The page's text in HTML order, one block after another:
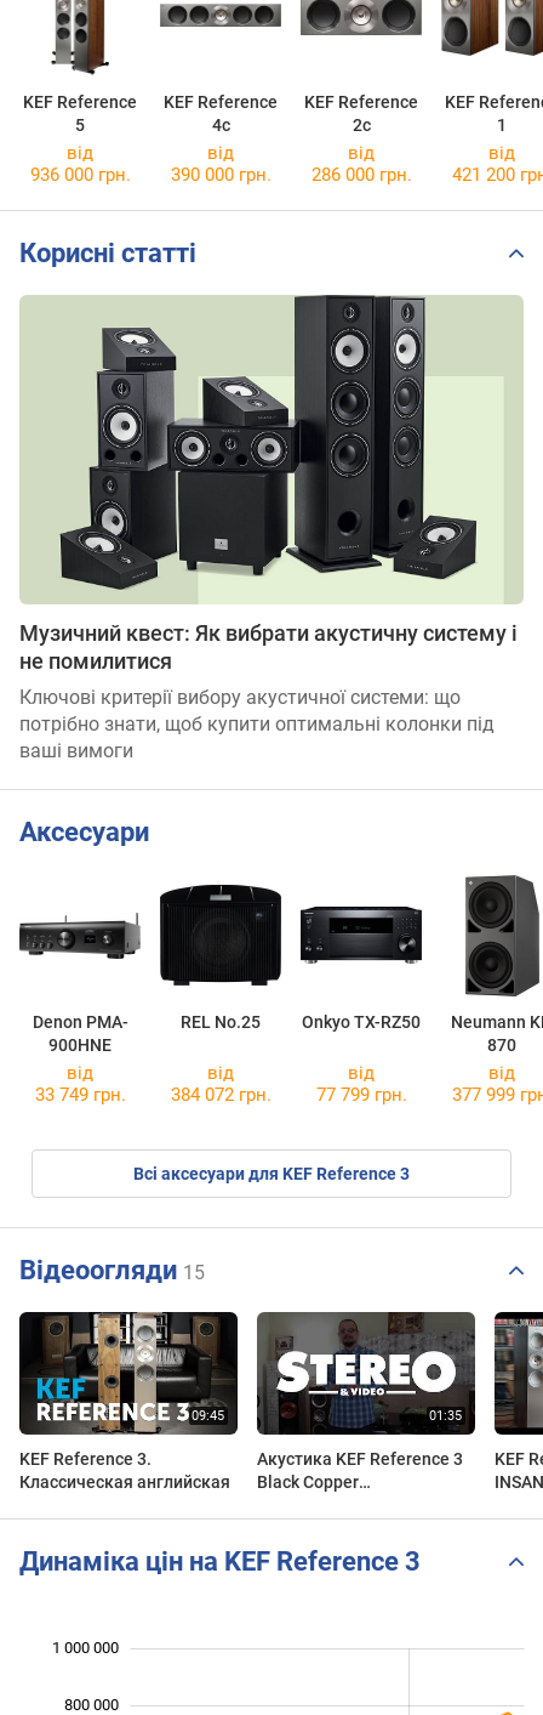
KEF Reference
5
KEF Reference
4c
KEF Reference
2c
KEF
1
від
936 000 грн.
від
390 000 грн.
від
286 000 грн.
від
421 200
Корисні статті
Музичний квест: Як вибрати акустичну систему і
не помилитися
Ключові критерії вибору акустичної системи: що
потрібно знати, щоб купити оптимальні колонки під
ваші вимоги
Аксесуари
Denon PMA-
900HNE
REL No.25 Onkyo TX-RZ50
Neumann
870
від
33 749 грн.
від
384 072 грн.
від
77 799 грн.
від
377 999
Всі аксесуари для KEF Reference 3
Відеоогляди 15
KEF Reference 3.
Классическая английская
Акустика KEF Reference 3
Black Copper
KEF
Динаміка цін на KEF Reference 3
800 000
1 000 000